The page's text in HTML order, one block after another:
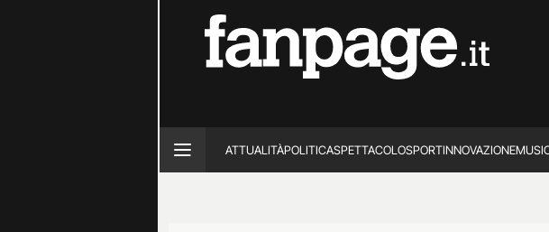
ATTUALITÀPOLITICASPETTACOLOSPORTINNOVAZIONE